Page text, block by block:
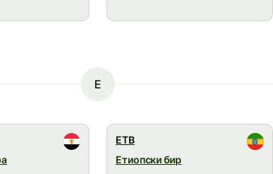
E
ETB
Етиопски бир